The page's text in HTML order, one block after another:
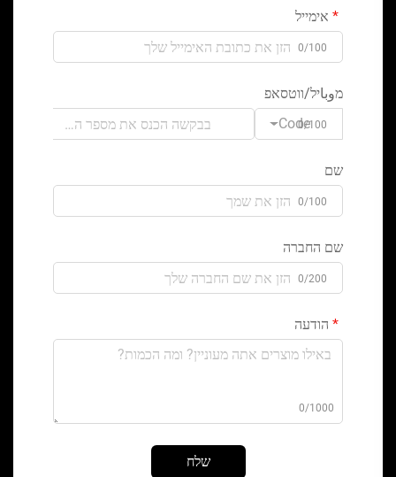
אימייל
0/100
מوباיל/ווטסאפ
Code0/100
שם
0/100
שם החברה
0/200
הודעה
0/1000
שלח